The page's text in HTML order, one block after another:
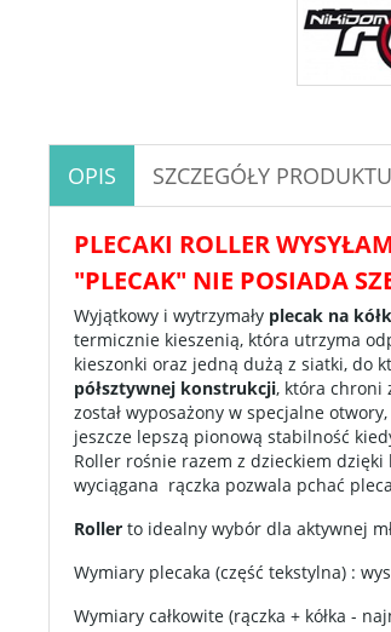
OPIS SZCZEGÓŁY PRODUKTU
PLECAKI ROLLER
"PLECAK" NIE POSIADA
Wyjątkowy i wytrzymały plecak na
termicznie kieszenią, która utrzyma
kieszonki oraz jedną dużą z siatki, do
półsztywnej konstrukcji, która chroni
został wyposażony w specjalne
jeszcze lepszą pionową stabilność
Roller rośnie razem z dzieckiem
wyciągana rączka pozwala pchać
Roller to idealny wybór dla aktywnej
Wymiary plecaka (część tekstylna) :
Wymiary całkowite (rączka + kółka -